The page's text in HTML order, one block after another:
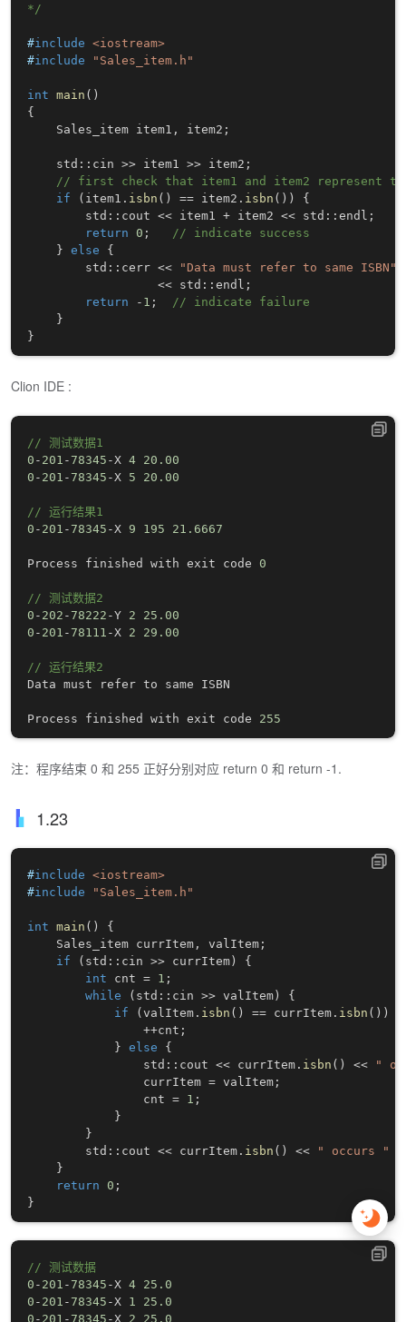
*/
#include <iostream>
#include "Sales_item.h"
int main ( )
{
    Sales_item item1
, item2 ;
    std
:: cin >> item1 >> item2 ;
// first check that item1 and item2 represent the
if
( item1 . isbn ( ) == item2 . isbn ( ) )
{
    	std
:: cout << item1 + item2 << std :: endl ;
return 0 ;
// indicate success
} else
{
    	std
:: cerr <<
"Data must refer to same ISBN"
<< std :: endl ;
return
- 1 ;
// indicate failure
}
}
Clion IDE :
// 测试数据1
0 - 201 - 78345 -X 4 20.00
0 - 201 - 78345 -X 5 20.00
// 运行结果1
0 - 201 - 78345 -X 9 195 21.6667
Process finished with exit code 0
// 测试数据2
0 - 202 - 78222 -Y 2
25.00
0 - 201 - 78111 -X 2 29.00
// 运行结果2
Data must refer to same ISBN
Process finished with exit code 255
注：程序结束 0 和 255 正好分别对应 return 0 和 return -1.
1.23
#include <iostream>
#include "Sales_item.h"
int main ( )
{
    Sales_item currItem
, valItem ;
if
( std :: cin >> currItem )
{
int cnt = 1 ;
while
( std :: cin >> valItem )
{
if
( valItem . isbn ( ) == currItem . isbn ( ) )
++cnt ;
} else
{
                std
:: cout << currItem . isbn ( ) <<
"
                currItem
= valItem ;
                cnt
= 1 ;
}
}
        std
:: cout << currItem . isbn ( ) << " occurs "
}
return 0 ;
}
// 测试数据
0 - 201 - 78345 -X 4 25.0
0 - 201 - 78345 -X 1
25.0
0 - 201 - 78345 -X 2 25.0